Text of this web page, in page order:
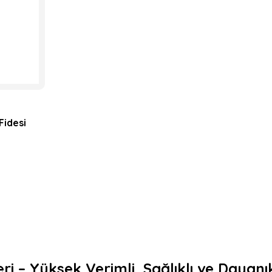
– Yüksek Verimli, Sağlıklı ve